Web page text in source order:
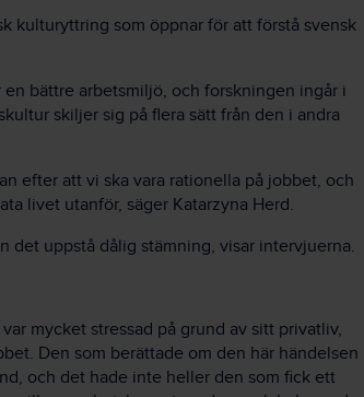
kulturyttring som öppnar för att förstå svensk
bättre arbetsmiljö, och forskningen ingår i
skiljer sig på flera sätt från den i andra
efter att vi ska vara rationella på jobbet, och
livet utanför, säger Katarzyna Herd.
det uppstå dålig stämning, visar intervjuerna.
mycket stressad på grund av sitt privatliv,
Den som berättade om den här händelsen
och det hade inte heller den som fick ett